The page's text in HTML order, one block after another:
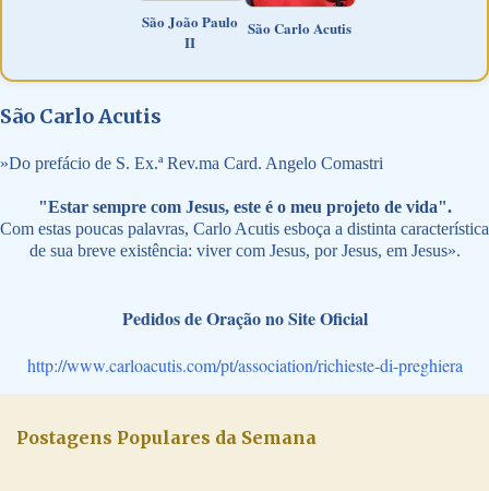
São João Paulo
II
São Carlo Acutis
São Carlo Acutis
»Do prefácio de S. Ex.ª Rev.ma Card. Angelo Comastri
"Estar sempre com Jesus, este é o meu projeto de vida".
Com estas poucas palavras, Carlo Acutis esboça a distinta característica
de sua breve existência: viver com Jesus, por Jesus, em Jesus».
Pedidos de Oração no Site Oficial
http://www.carloacutis.com/pt/association/richieste-di-preghiera
Postagens Populares da Semana